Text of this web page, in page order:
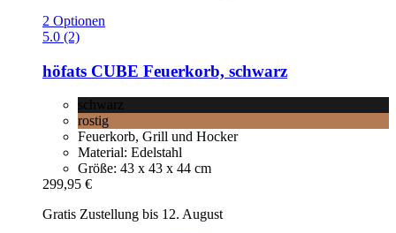
2 Optionen
5.0 (2)
höfats CUBE Feuerkorb, schwarz
schwarz
rostig
Feuerkorb, Grill und Hocker
Material: Edelstahl
Größe: 43 x 43 x 44 cm
299,95 €
Gratis Zustellung bis 12. August